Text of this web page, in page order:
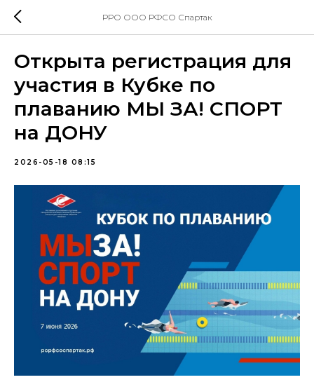
РРО ООО РФСО Спартак
Открыта регистрация для
участия в Кубке по
плаванию МЫ ЗА! СПОРТ
на ДОНУ
2026-05-18 08:15